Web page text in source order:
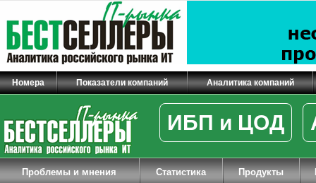
Номера Показатели компаний Аналитика компаний
ИБП и ЦОД
Проблемы и мнения Статистика Продукты